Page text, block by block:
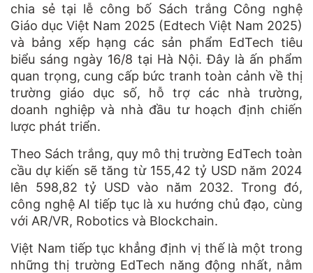
chia sẻ tại lễ công bố Sách trắng Công nghệ
Giáo dục Việt Nam 2025 (Edtech Việt Nam 2025)
và bảng xếp hạng các sản phẩm EdTech tiêu
biểu sáng ngày 16/8 tại Hà Nội. Đây là ấn phẩm
quan trọng, cung cấp bức tranh toàn cảnh về thị
trường giáo dục số, hỗ trợ các nhà trường,
doanh nghiệp và nhà đầu tư hoạch định chiến
lược phát triển.
Theo Sách trắng, quy mô thị trường EdTech toàn
cầu dự kiến sẽ tăng từ 155,42 tỷ USD năm 2024
lên 598,82 tỷ USD vào năm 2032. Trong đó,
công nghệ AI tiếp tục là xu hướng chủ đạo, cùng
với AR/VR, Robotics và Blockchain.
Việt Nam tiếp tục khẳng định vị thế là một trong
những thị trường EdTech năng động nhất, nằm